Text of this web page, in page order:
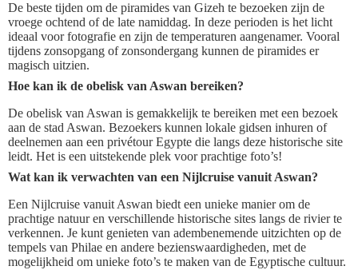
De beste tijden om de piramides van Gizeh te bezoeken zijn de
vroege ochtend of de late namiddag. In deze perioden is het licht
ideaal voor fotografie en zijn de temperaturen aangenamer. Vooral
tijdens zonsopgang of zonsondergang kunnen de piramides er
magisch uitzien.
Hoe kan ik de obelisk van Aswan bereiken?
De obelisk van Aswan is gemakkelijk te bereiken met een bezoek
aan de stad Aswan. Bezoekers kunnen lokale gidsen inhuren of
deelnemen aan een privétour Egypte die langs deze historische site
leidt. Het is een uitstekende plek voor prachtige foto’s!
Wat kan ik verwachten van een Nijlcruise vanuit Aswan?
Een Nijlcruise vanuit Aswan biedt een unieke manier om de
prachtige natuur en verschillende historische sites langs de rivier te
verkennen. Je kunt genieten van adembenemende uitzichten op de
tempels van Philae en andere bezienswaardigheden, met de
mogelijkheid om unieke foto’s te maken van de Egyptische cultuur.